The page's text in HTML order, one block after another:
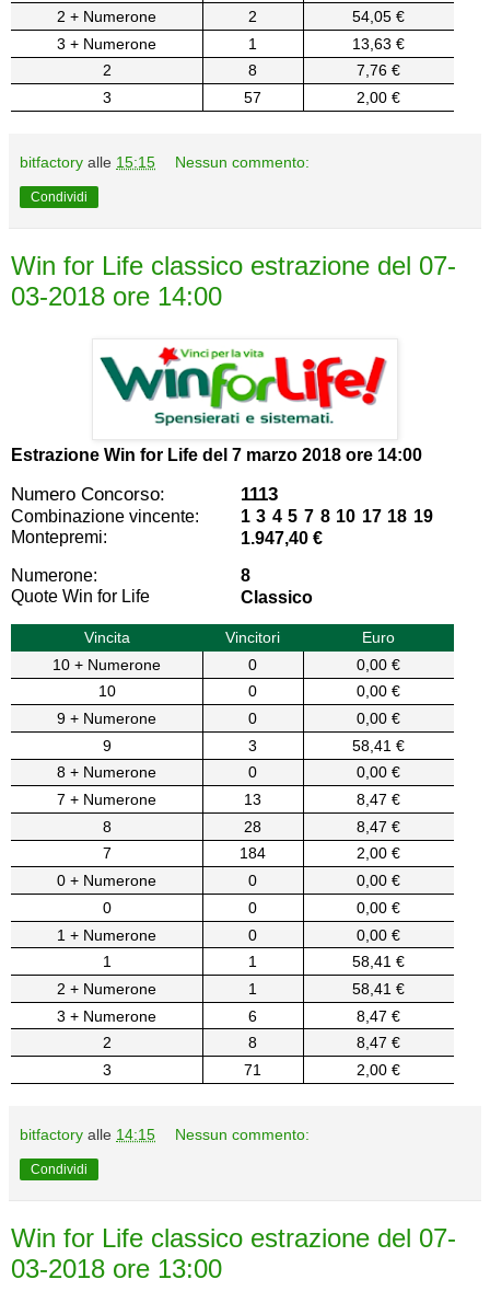
2 + Numerone
2
54,05 €
3 + Numerone
1
13,63 €
2
8
7,76 €
3
57 2,00 €
bitfactory alle 15:15 Nessun commento:
Condividi
Win for Life classico estrazione del 07-
03-2018 ore 14:00
Estrazione Win for Life del 7 marzo 2018 ore 14:00
Numero Concorso: 1113
Combinazione vincente:
1 3 4 5 7 8 10 17 18 19
Montepremi:
1.947,40 €
Numerone:
8
Quote Win for Life
Classico
Vincita Vincitori
Euro
10 + Numerone
0
0,00 €
10
0
0,00 €
9 + Numerone
0
0,00 €
9
3
58,41 €
8 + Numerone
0
0,00 €
7 + Numerone
13
8,47 €
8
28
8,47 €
7
184
2,00 €
0 + Numerone
0
0,00 €
0
0
0,00 €
1 + Numerone
0
0,00 €
1
1
58,41 €
2 + Numerone
1
58,41 €
3 + Numerone
6
8,47 €
2
8
8,47 €
3
71 2,00 €
bitfactory alle 14:15 Nessun commento:
Condividi
Win for Life classico estrazione del 07-
03-2018 ore 13:00